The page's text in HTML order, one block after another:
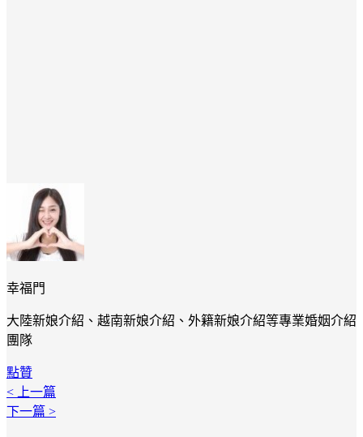
幸福門
大陸新娘介紹、越南新娘介紹、外籍新娘介紹等專業婚姻介紹
團隊
點贊
< 上一篇
下一篇 >